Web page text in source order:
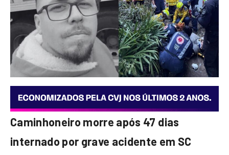
Caminhoneiro morre após 47 dias
internado por grave acidente em SC